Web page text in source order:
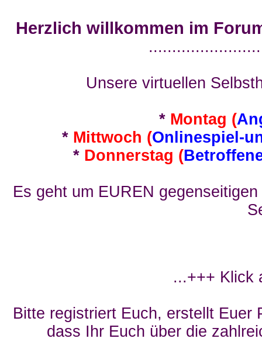
Herzlich willkommen im
Unsere virtuellen
* Montag (
* Mittwoch (Onlinespiel-
* Donnerstag (
Es geht um EUREN
...+++ Klick
Bitte registriert Euch, erstellt Euer
dass Ihr Euch über die